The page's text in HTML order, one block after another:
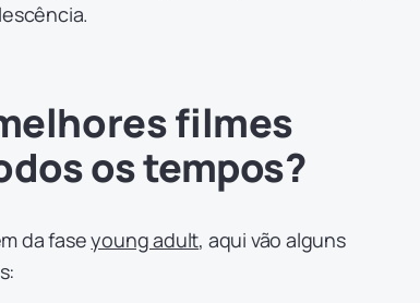
filmes
os tempos?
da faseyoung adult, aqui vão alguns